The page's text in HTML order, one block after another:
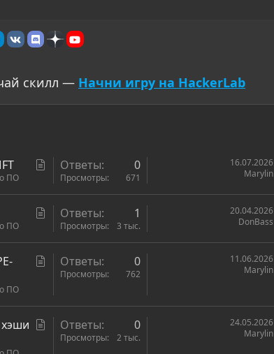
скилл — Начни игру на HackerLab
а
я
ПО
Ответы 0
Просмотры 671
16.07.2026
Marylin
а
ПО
Ответы 1
Просмотры 3 тыс.
20.04.2026
DonBass
т
ПО
Ответы 0
Просмотры 762
11.06.2026
Marylin
Ответы 0
Просмотры 2 тыс.
24.05.2026
Marylin